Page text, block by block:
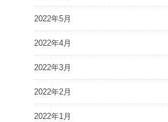
2022年5月
2022年4月
2022年3月
2022年2月
2022年1月